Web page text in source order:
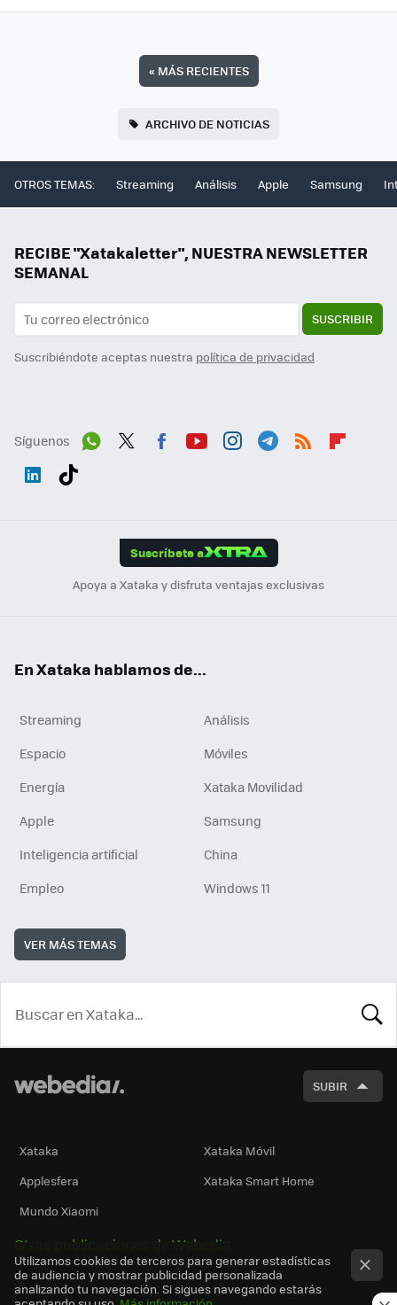
« MÁS RECIENTES
ARCHIVO DE NOTICIAS
OTROS TEMAS: Streaming Análisis Apple Samsung
RECIBE "Xatakaletter", NUESTRA NEWSLETTER
SEMANAL
SUSCRIBIR
Suscribiéndote aceptas nuestra política de privacidad
Síguenos
Suscríbete a
Apoya a Xataka y disfruta ventajas exclusivas
En Xataka hablamos de...
Streaming
Análisis
Espacio
Móviles
Energía
Xataka Movilidad
Apple
Samsung
Inteligencia artificial
China
Empleo
Windows 11
VER MÁS TEMAS
SUBIR
Xataka
Xataka Móvil
Applesfera
Xataka Smart Home
Mundo Xiaomi
Otras publicaciones de Webedia
Utilizamos cookies de terceros para generar estadísticas
de audiencia y mostrar publicidad personalizada
analizando tu navegación. Si sigues navegando estarás